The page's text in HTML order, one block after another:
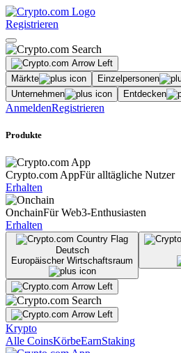
Registrieren
Märkte
Einzelpersonen
Unternehmen
Entdecken
AnmeldenRegistrieren
Produkte
Crypto.com AppFür alltägliche Nutzer
Erhalten
OnchainFür Web3-Enthusiasten
Erhalten
Deutsch
Europäischer Wirtschaftsraum
Krypto
Alle CoinsKörbeEarnStaking